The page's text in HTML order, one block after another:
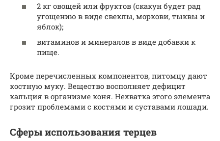
2 кг овощей или фруктов (скакун будет рад
угощению в виде свеклы, моркови, тыквы и
яблок);
витаминов и минералов в виде добавки к
пище.
Кроме перечисленных компонентов, питомцу дают
костную муку. Вещество восполняет дефицит
кальция в организме коня. Нехватка этого элемента
грозит проблемами с костями и суставами лошади.
Сферы использования терцев